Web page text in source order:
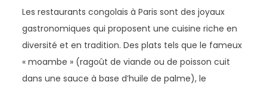
Les restaurants congolais à Paris sont des joyaux
gastronomiques qui proposent une cuisine riche en
diversité et en tradition. Des plats tels que le fameux
« moambe » (ragoût de viande ou de poisson cuit
dans une sauce à base d’huile de palme), le